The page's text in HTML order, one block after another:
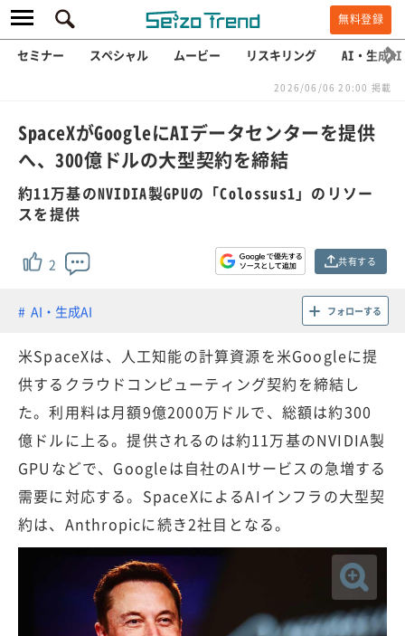
無料登録
セミナー スペシャル ムービー リスキリング AI・生成AI
2026/06/06 20:00 掲載
SpaceXがGoogleにAIデータセンターを提供
へ、300億ドルの大型契約を締結
約11万基のNVIDIA製GPUの「Colossus1」のリソー
スを提供
2 共有する
AI・生成AI フォローする
米SpaceXは、人工知能の計算資源を米Googleに提
供するクラウドコンピューティング契約を締結し
た。利用料は月額9億2000万ドルで、総額は約300
億ドルに上る。提供されるのは約11万基のNVIDIA製
GPUなどで、Googleは自社のAIサービスの急増する
需要に対応する。SpaceXによるAIインフラの大型契
約は、Anthropicに続き2社目となる。